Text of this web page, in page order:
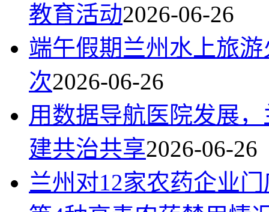
教育活动2026-06-26
端午假期兰州水上旅
次2026-06-26
用数据导航医院发展
建共治共享2026-06-26
兰州对12家农药企业